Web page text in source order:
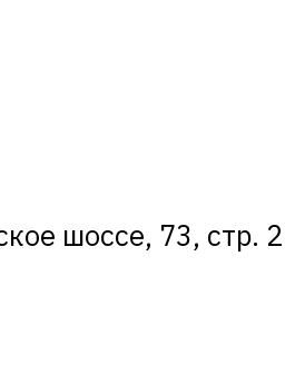
шоссе, 73, стр. 2